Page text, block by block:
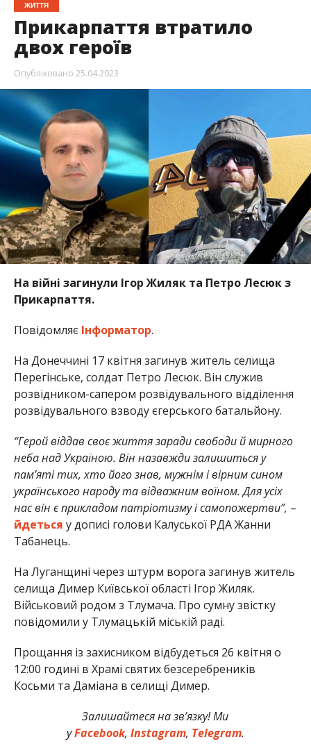
ЖИТТЯ
Прикарпаття втратило
двох героїв
Опубліковано 25.04.2023
На війні загинули Ігор Жиляк та Петро Лесюк з
Прикарпаття.
Повідомляє Інформатор.
На Донеччині 17 квітня загинув житель селища
Перегінське, солдат Петро Лесюк. Він служив
розвідником-сапером розвідувального відділення
розвідувального взводу єгерського батальйону.
“Герой віддав своє життя заради свободи й мирного
неба над Україною. Він назавжди залишиться у
пам’яті тих, хто його знав, мужнім і вірним сином
українського народу та відважним воїном. Для усіх
нас він є прикладом патріотизму і самопожертви”, –
йдеться у дописі голови Калуської РДА Жанни
Табанець.
На Луганщині через штурм ворога загинув житель
селища Димер Київської області Ігор Жиляк.
Військовий родом з Тлумача. Про сумну звістку
повідомили у Тлумацькій міській раді.
Прощання із захисником відбудеться 26 квітня о
12:00 годині в Храмі святих безсеребреників
Косьми та Даміана в селищі Димер.
Залишайтеся на зв’язку! Ми
уFacebook, Instagram, Telegram.